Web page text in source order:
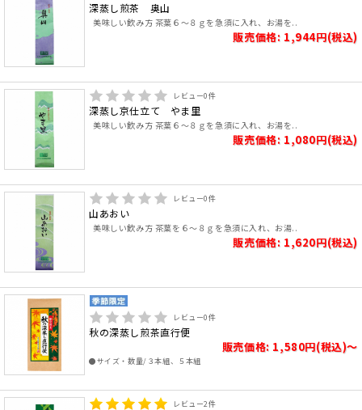
深蒸し煎茶 奥山
美味しい飲み方 茶葉６～８ｇを急須に入れ、お湯を..
販売価格: 1,944円(税込)
レビュー0件
深蒸し京仕立て やま里
美味しい飲み方 茶葉６～８ｇを急須に入れ、お湯を..
販売価格: 1,080円(税込)
レビュー0件
山あおい
美味しい飲み方 茶葉を６～８ｇを急須に入れ、お湯..
販売価格: 1,620円(税込)
レビュー0件
秋の深蒸し煎茶直行便
販売価格: 1,580円(税込)～
●サイズ・数量/３本組、５本組
レビュー2件